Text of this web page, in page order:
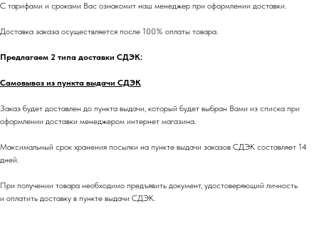
С тарифами и сроками Вас ознакомит наш менеджер при оформлении доставки.
Доставка заказа осуществляется после 100% оплаты товара.
Предлагаем 2 типа доставки СДЭК:
Самовывоз из пункта выдачи СДЭК
Заказ будет доставлен до пункта выдачи, который будет выбран Вами из списка при
оформлении доставки менеджером интернет магазина.
Максимальный срок хранения посылки на пункте выдачи заказов СДЭК составляет 14
дней.
При получении товара необходимо предъявить документ, удостоверяющий личность
и оплатить доставку в пункте выдачи СДЭК.